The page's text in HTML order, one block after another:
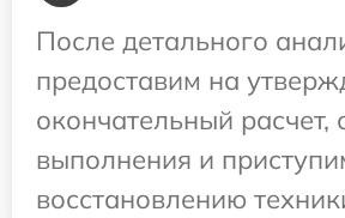
После детального
предоставим на
окончательный расчет,
выполнения и
восстановлению